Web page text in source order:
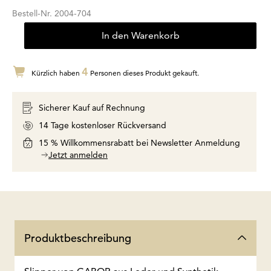
Bestell-Nr. 2004-704
In den Warenkorb
Kürzlich haben 4 Personen dieses Produkt gekauft.
Sicherer Kauf auf Rechnung
14 Tage kostenloser Rückversand
15 % Willkommensrabatt bei Newsletter Anmeldung
Jetzt anmelden
Produktbeschreibung